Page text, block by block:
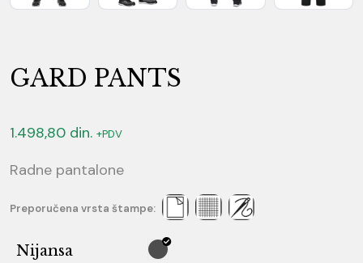
GARD PANTS
1.498,80 din. +PDV
Radne pantalone
Preporučena vrsta štampe:
Nijansa